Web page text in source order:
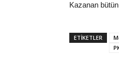
Kazanan
ETİKETLER